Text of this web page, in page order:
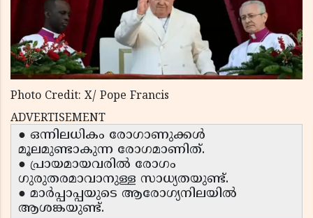
Photo Credit: X/ Pope Francis
ADVERTISEMENT
● ഒന്നിലധികം രോഗാണുക്കൾ
മൂലമുണ്ടാകുന്ന രോഗമാണിത്.
● പ്രായമായവരിൽ രോഗം
ഗുരുതരമാവാനുള്ള സാധ്യതയുണ്ട്.
● മാർപ്പാപ്പയുടെ ആരോഗ്യനിലയിൽ
ആശങ്കയുണ്ട്.